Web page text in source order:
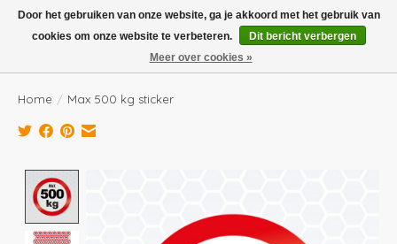
Boven de €100,- gratis verzending! Vóór 14.00 besteld, volgende dag in huis!
Verlanglijst
Home / Max 500 kg sticker
Door het gebruiken van onze website, ga je akkoord met het gebruik van
cookies om onze website te verbeteren.
Dit bericht verbergen
Meer over cookies »